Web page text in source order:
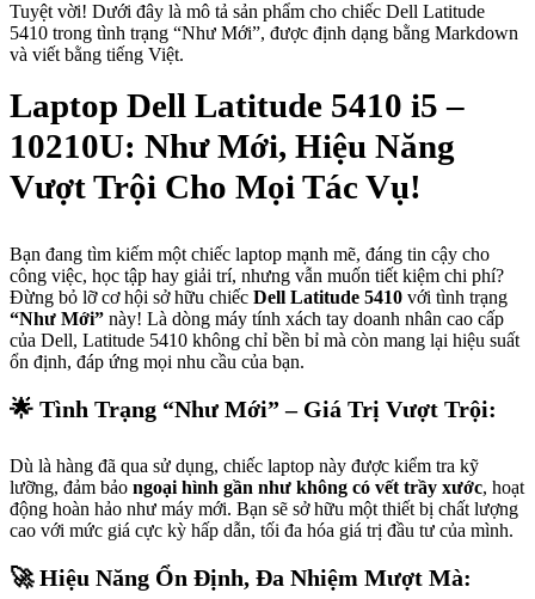
Tuyệt vời! Dưới đây là mô tả sản phẩm cho chiếc Dell Latitude
5410 trong tình trạng “Như Mới”, được định dạng bằng Markdown
và viết bằng tiếng Việt.
Laptop Dell Latitude 5410 i5 –
10210U: Như Mới, Hiệu Năng
Vượt Trội Cho Mọi Tác Vụ!
Bạn đang tìm kiếm một chiếc laptop mạnh mẽ, đáng tin cậy cho
công việc, học tập hay giải trí, nhưng vẫn muốn tiết kiệm chi phí?
Đừng bỏ lỡ cơ hội sở hữu chiếc Dell Latitude 5410 với tình trạng
“Như Mới” này! Là dòng máy tính xách tay doanh nhân cao cấp
của Dell, Latitude 5410 không chỉ bền bỉ mà còn mang lại hiệu suất
ổn định, đáp ứng mọi nhu cầu của bạn.
🌟 Tình Trạng “Như Mới” – Giá Trị Vượt Trội:
Dù là hàng đã qua sử dụng, chiếc laptop này được kiểm tra kỹ
lưỡng, đảm bảo ngoại hình gần như không có vết trầy xước, hoạt
động hoàn hảo như máy mới. Bạn sẽ sở hữu một thiết bị chất lượng
cao với mức giá cực kỳ hấp dẫn, tối đa hóa giá trị đầu tư của mình.
🚀Hiệu Năng Ổn Định, Đa Nhiệm Mượt Mà: